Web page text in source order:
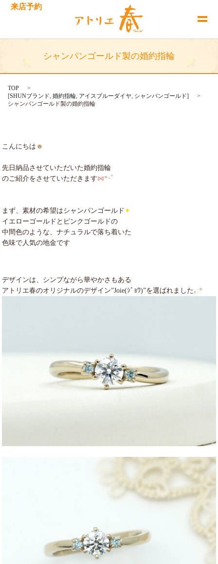
来店予約
シャンパンゴールド製の婚約指輪
TOP
[SHUNブランド ,婚約指輪 アイスブルーダイヤ シャンパンゴールド]
シャンパンゴールド製の婚約指輪
こんにちは ☻
先日納品させていただいた婚約指輪
のご紹介をさせていただきます⋈*･ﾟ
まず、素材の希望はシャンパンゴールド ✦
イエローゴールドとピンクゴールドの
中間色のような、ナチュラルで落ち着いた
色味で人気の地金です
デザインは、シンプながら華やかさもある
アトリエ春のオリジナルのデザイン”Joie(ｼﾞｮﾜ)”を選ばれました｡:*